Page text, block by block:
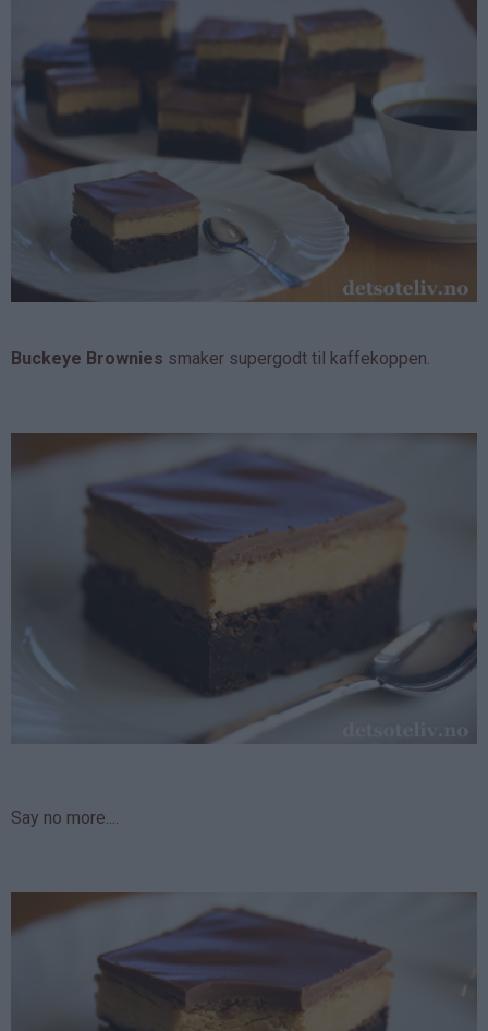
Buckeye Brownies smaker supergodt til kaffekoppen.
Say no more....